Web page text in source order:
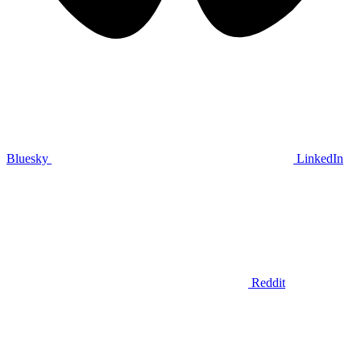
Bluesky LinkedIn
Reddit